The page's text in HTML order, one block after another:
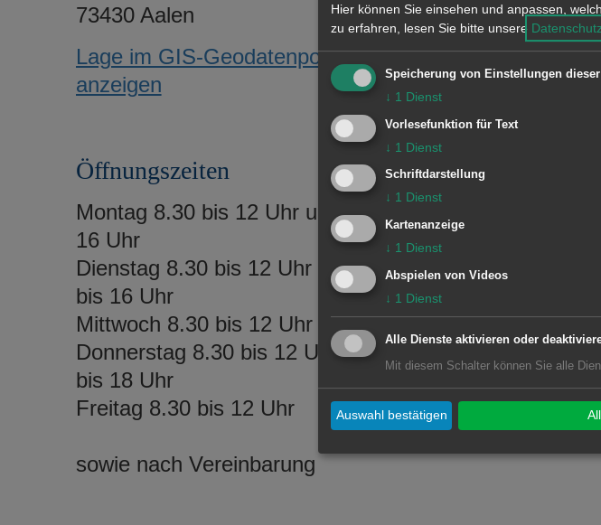
73430 Aalen
Lage im GIS-Geodatenportal
anzeigen
Öffnungszeiten
Montag 8.30 bis 12 Uhr und 14 bis
16 Uhr
Dienstag 8.30 bis 12 Uhr und 14
bis 16 Uhr
Mittwoch 8.30 bis 12 Uhr
Donnerstag 8.30 bis 12 Uhr und 14
bis 18 Uhr
Freitag 8.30 bis 12 Uhr
sowie nach Vereinbarung
Hier können Sie einsehen und anpassen,
zu erfahren, lesen Sie bitte unsere
Speicherung von Einstellungen
↓ 1 Dienst
Vorlesefunktion für Text
↓ 1 Dienst
Schriftdarstellung
↓ 1 Dienst
Kartenanzeige
↓ 1 Dienst
Abspielen von Videos
↓ 1 Dienst
Alle Dienste aktivieren oder
Mit diesem Schalter können Sie alle
Auswahl bestätigen